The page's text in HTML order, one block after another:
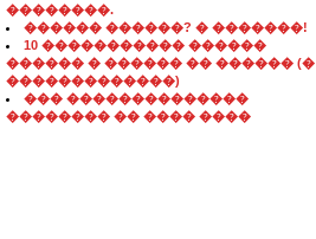
��������.
������ ������? � �������!
10 ����������� ������
������ � ������ �� ������ (�
�������������)
��� ��������������
�������� �� ���� ����